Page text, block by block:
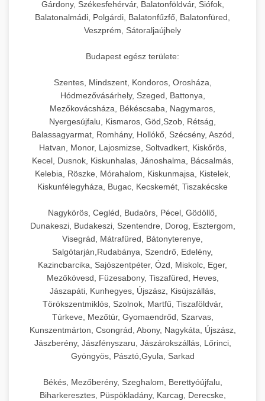
Gárdony, Székesfehérvár, Balatonföldvár, Siófok,
Balatonalmádi, Polgárdi, Balatonfűzfő, Balatonfüred,
Veszprém, Sátoraljaújhely
Budapest egész területe:
Szentes, Mindszent, Kondoros, Orosháza,
Hódmezővásárhely, Szeged, Battonya,
Mezőkovácsháza, Békéscsaba, Nagymaros,
Nyergesújfalu, Kismaros, Göd,Szob, Rétság,
Balassagyarmat, Romhány, Hollókő, Szécsény, Aszód,
Hatvan, Monor, Lajosmizse, Soltvadkert, Kiskőrös,
Kecel, Dusnok, Kiskunhalas, Jánoshalma, Bácsalmás,
Kelebia, Röszke, Mórahalom, Kiskunmajsa, Kistelek,
Kiskunfélegyháza, Bugac, Kecskemét, Tiszakécske
Nagykörös, Cegléd, Budaörs, Pécel, Gödöllő,
Dunakeszi, Budakeszi, Szentendre, Dorog, Esztergom,
Visegrád, Mátrafüred, Bátonyterenye,
Salgótarján,Rudabánya, Szendrő, Edelény,
Kazincbarcika, Sajószentpéter, Ózd, Miskolc, Eger,
Mezőkövesd, Füzesabony, Tiszafüred, Heves,
Jászapáti, Kunhegyes, Újszász, Kisújszállás,
Törökszentmiklós, Szolnok, Martfű, Tiszaföldvár,
Túrkeve, Mezőtúr, Gyomaendrőd, Szarvas,
Kunszentmárton, Csongrád, Abony, Nagykáta, Újszász,
Jászberény, Jászfényszaru, Jászárokszállás, Lőrinci,
Gyöngyös, Pásztó,Gyula, Sarkad
Békés, Mezőberény, Szeghalom, Berettyóújfalu,
Biharkeresztes, Püspökladány, Karcag, Derecske,